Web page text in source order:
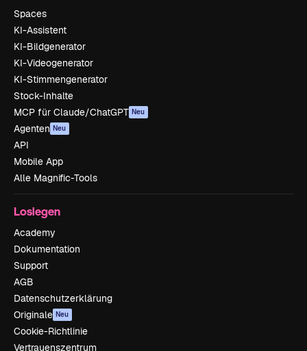
Spaces
KI-Assistent
KI-Bildgenerator
KI-Videogenerator
KI-Stimmengenerator
Stock-Inhalte
MCP für Claude/ChatGPT Neu
Agenten Neu
API
Mobile App
Alle Magnific-Tools
Loslegen
Academy
Dokumentation
Support
AGB
Datenschutzerklärung
Originale Neu
Cookie-Richtlinie
Vertrauenszentrum